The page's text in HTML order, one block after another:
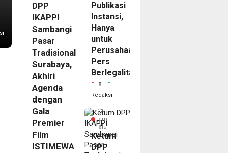
DPP
IKAPPI
Sambangi
Pasar
Tradisional
Surabaya,
Akhiri
Agenda
dengan
Gala
Premier
Film
ISTIMEWA
Publikasi
Instansi,
Hanya
untuk
Perusahaan
Pers
Berlegalitas
8
Redaksi
17
jam
lalu
Ketum
DPP